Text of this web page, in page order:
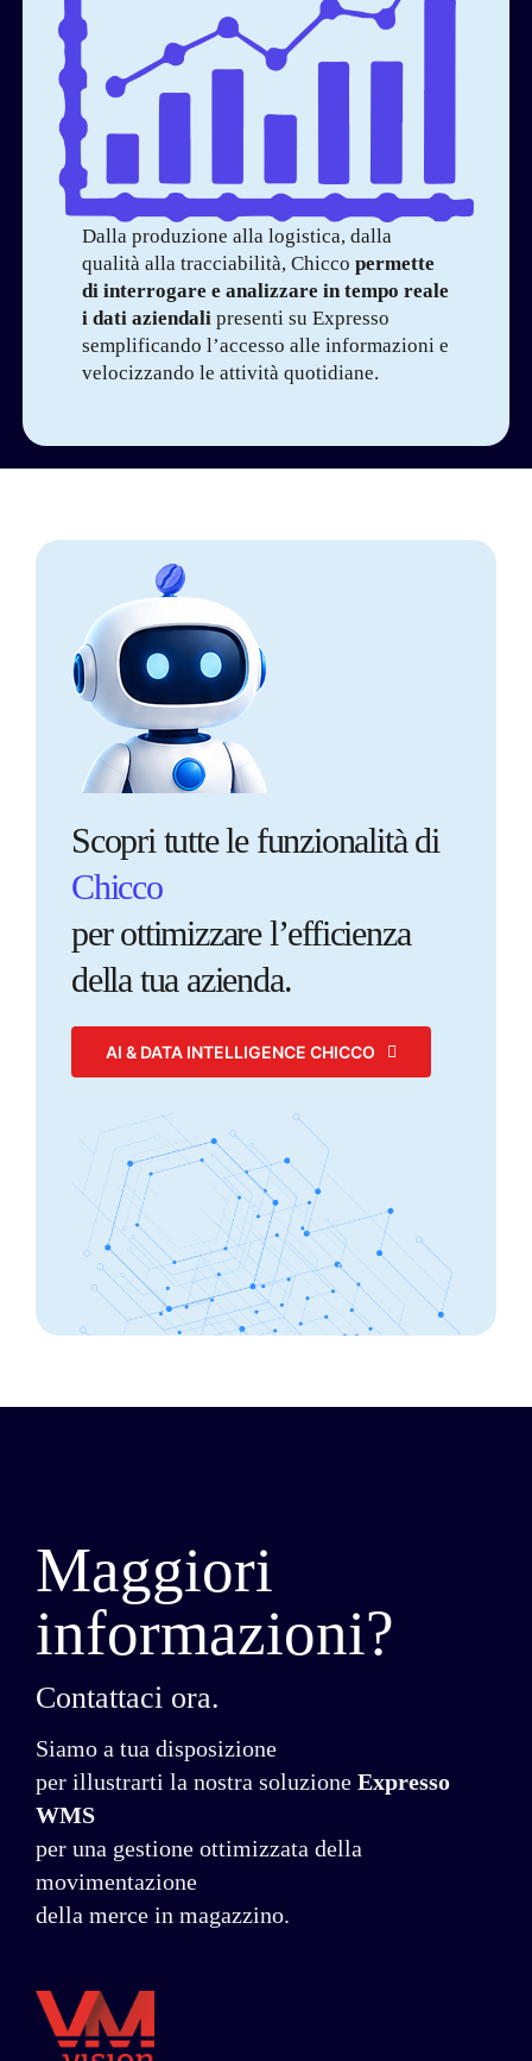
Dalla produzione alla logistica, dalla
qualità alla tracciabilità, Chiccopermette
di interrogare e analizzare in tempo reale
i dati aziendali presenti su Expresso
semplificando l’accesso alle informazioni e
velocizzando le attività quotidiane.
Scopri tutte le funzionalità di
Chicco
per ottimizzare l’efficienza
della tua azienda.
AI & DATA INTELLIGENCE CHICCO
Maggiori
informazioni?
Contattaci ora.
Siamo a tua disposizione
per illustrarti la nostra soluzione Expresso
WMS
per una gestione ottimizzata della
movimentazione
della merce in magazzino.